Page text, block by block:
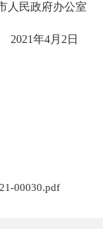
人民政府办公室
2021年4月2日
00030.pdf